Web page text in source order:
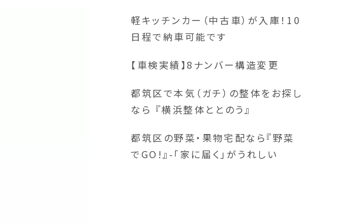
軽キッチンカー（中古車）が入庫！10
日程で納車可能です
【車検実績】8ナンバー構造変更
都筑区で本気（ガチ）の整体をお探し
なら 『横浜整体ととのう』
都筑区の野菜・果物宅配なら『野菜
でGO!』-「家に届く」がうれしい